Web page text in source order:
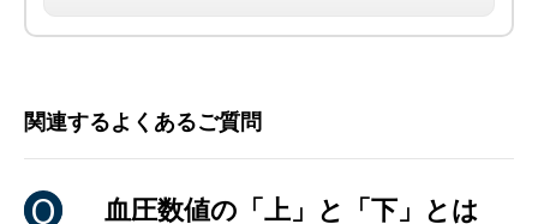
関連するよくあるご質問
血圧数値の「上」と「下」とは